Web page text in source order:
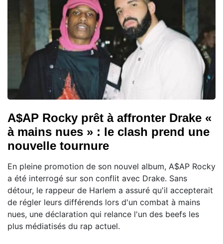
A$AP Rocky prêt à affronter Drake «
à mains nues » : le clash prend une
nouvelle tournure
En pleine promotion de son nouvel album, A$AP Rocky
a été interrogé sur son conflit avec Drake. Sans
détour, le rappeur de Harlem a assuré qu'il accepterait
de régler leurs différends lors d'un combat à mains
nues, une déclaration qui relance l'un des beefs les
plus médiatisés du rap actuel.